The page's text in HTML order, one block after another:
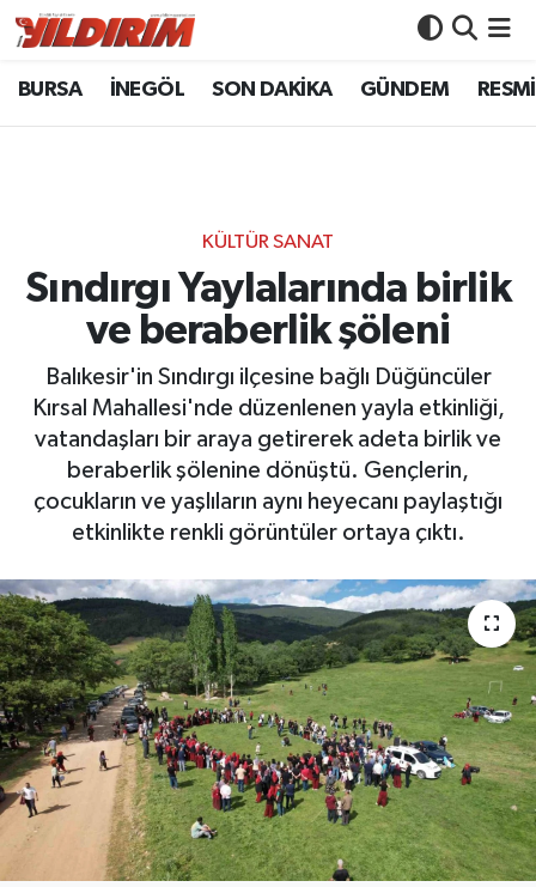
BURSA İNEGÖL SON DAKİKA GÜNDEM
KÜLTÜR SANAT
Sındırgı Yaylalarında birlik
ve beraberlik şöleni
Balıkesir'in Sındırgı ilçesine bağlı Düğüncüler
Kırsal Mahallesi'nde düzenlenen yayla etkinliği,
vatandaşları bir araya getirerek adeta birlik ve
beraberlik şölenine dönüştü. Gençlerin,
çocukların ve yaşlıların aynı heyecanı paylaştığı
etkinlikte renkli görüntüler ortaya çıktı.
BURSA
GÜNDEM
RESMİ İLANLAR
KÖŞE YAZILARI
SİYASET
SPOR
Bursa Nöbetçi Eczaneler
Bursa Trafik Yoğunluk Haritası
Süper Lig Puan Durumu ve Fikstür
Tüm Manşetler
Son Dakika Haberleri
Haber Arşivi